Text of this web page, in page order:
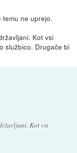
temu ne uprejo.
Kot vsi
službico. Drugače bi
Kot vsi